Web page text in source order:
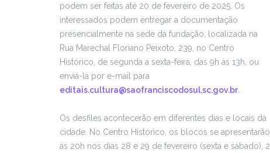
podem ser feitas até 20 de fevereiro de 2025. Os
interessados podem entregar a documentação
presencialmente na sede da fundação, localizada na
Rua Marechal Floriano Peixoto, 239, no Centro
Histórico, de segunda a sexta-feira, das 9h às 13h, ou
enviá-la por e-mail para
editais.cultura@saofranciscodosul.sc.gov.br.
Os desfiles acontecerão em diferentes dias e locais da
cidade. No Centro Histórico, os blocos se apresentarão
às 20h nos dias 28 e 29 de fevereiro (sexta e sábado), 2